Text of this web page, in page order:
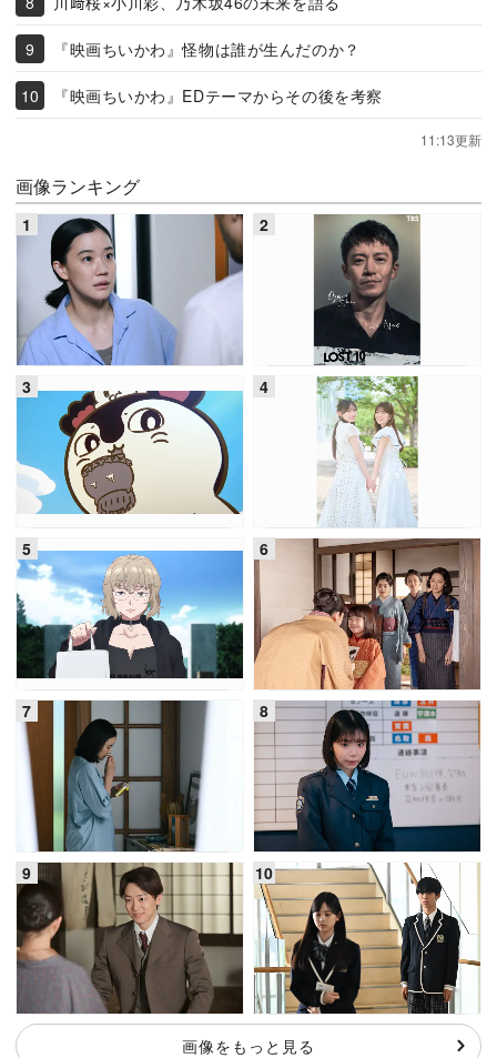
『映画ちいかわ』怪物は誰が生んだのか？
『映画ちいかわ』EDテーマからその後を考察
11:13更新
画像ランキング
画像をもっと見る